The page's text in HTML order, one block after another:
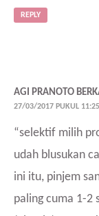
REPLY
AGI PRANOTO
27/03/2017 PUKUL
“selektif milih
udah blusukan
ini itu, pinjem
paling cuma 1-2